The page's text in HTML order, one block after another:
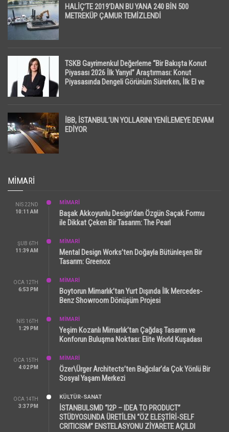
HALİÇ’TE 2019’DAN BU YANA 240 BİN 500
METREKÜP ÇAMUR TEMİZLENDİ
TSKB Gayrimenkul Değerleme “Bir Bakışta Konut
Piyasası 2026 İlk Yarıyıl” Araştırması: Konut
Piyasasında Dengeli Görünüm Sürerken, İlk El ve
İBB, İSTANBUL’UN YOLLARINI YENİLEMEYE DEVAM
EDİYOR
MIMARI
NIS 22ND
10:11 AM
MİMARİ
Başak Akkoyunlu Design’dan Özgün Saçak Formu
ile Dikkat Çeken Bir Tasarım: The Pearl
ŞUB 6TH
11:39 AM
MİMARİ
Mental Design Works’ten Doğayla Bütünleşen Bir
Tasarım: Greenox
OCA 12TH
6:53 PM
MİMARİ
Boytorun Mimarlık’tan Yurt Dışında İlk Mercedes-
Benz Showroom Dönüşüm Projesi
NIS 16TH
1:29 PM
MİMARİ
Yeşim Kozanlı Mimarlık’tan Çağdaş Tasarım ve
Konforun Buluşma Noktası: Elite World Kuşadası
OCA 15TH
4:02 PM
MİMARİ
Özer\Ürger Architects’ten Bağcılar’da Çok Yönlü Bir
Sosyal Yaşam Merkezi
OCA 14TH
3:37 PM
KÜLTÜR-SANAT
İSTANBULSMD “I2P – IDEA TO PRODUCT”
STÜDYOSUNDA ÜRETİLEN “ÖZ ELEŞTİRİ-SELF
CRITICISM” ENSTELASYONU ZİYARETE AÇILDI